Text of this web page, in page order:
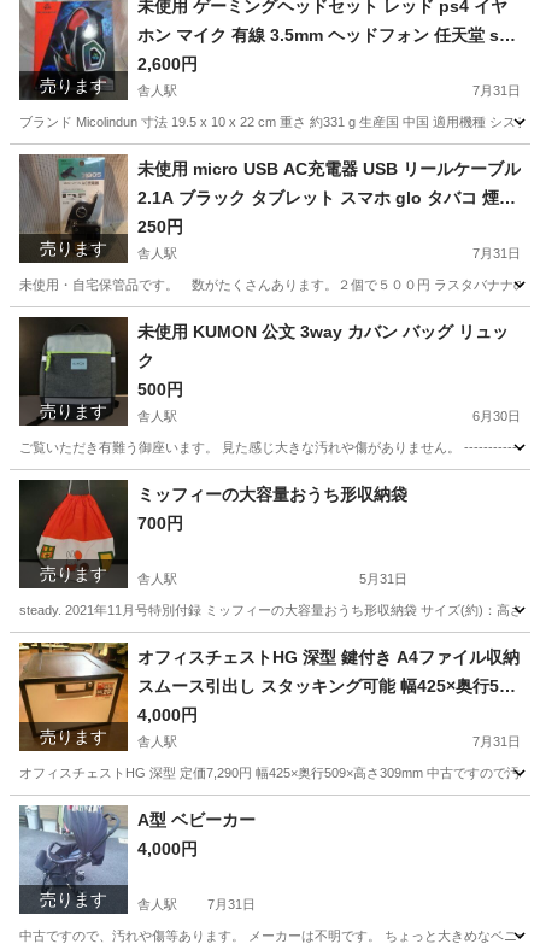
売ります
未使用 ゲーミングヘッドセット レッド ps4 イヤ
ホン マイク 有線 3.5mm ヘッドフォン 任天堂 swi
tch ps4 PC Skype 等対応可 マイク付き
2,600円
舎人駅 7月31日
ブランド Micolindun 寸法 19.5 x 10 x 22 cm 重さ 約331 g 生産国 中国 適用機種 シス
東京 足立区 舎人駅 マイク
売ります
未使用 micro USB AC充電器 USB リールケーブル
2.1A ブラック タブレット スマホ glo タバコ 煙草
携帯 黒 マイクロ
250円
舎人駅 7月31日
未使用・自宅保管品です。 数がたくさんあります。２個で５００円 ラスタバナナの
東京 足立区 舎人駅 携帯アクセサリー USB
売ります
未使用 KUMON 公文 3way カバン バッグ リュッ
ク
500円
舎人駅 6月30日
ご覧いただき有難う御座います。 見た感じ大きな汚れや傷がありません。
東京 足立区 バッグ
売ります
ミッフィーの大容量おうち形収納袋
700円
舎人駅 5月31日
steady. 2021年11月号特別付録 ミッフィーの大容量おうち形収納袋 サイズ(約)：高
東京 足立区 ミッフィー
売ります
オフィスチェストHG 深型 鍵付き A4ファイル収納
スムース引出し スタッキング可能 幅425×奥行509
×高さ309mm HG-151
4,000円
舎人駅 7月31日
オフィスチェストHG 深型 定価7,290円 幅425×奥行509×高さ309mm 中古ですので
東京 足立区 舎人駅 収納家具
売ります
A型 ベビーカー
4,000円
舎人駅 7月31日
中古ですので、汚れや傷等あります。 メーカーは不明です。 ちょっと大きめなベニ